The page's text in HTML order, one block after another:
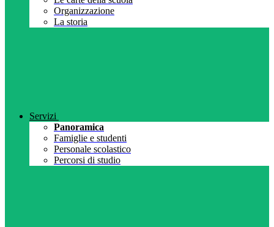
Organizzazione
La storia
Servizi
Panoramica
Famiglie e studenti
Personale scolastico
Percorsi di studio